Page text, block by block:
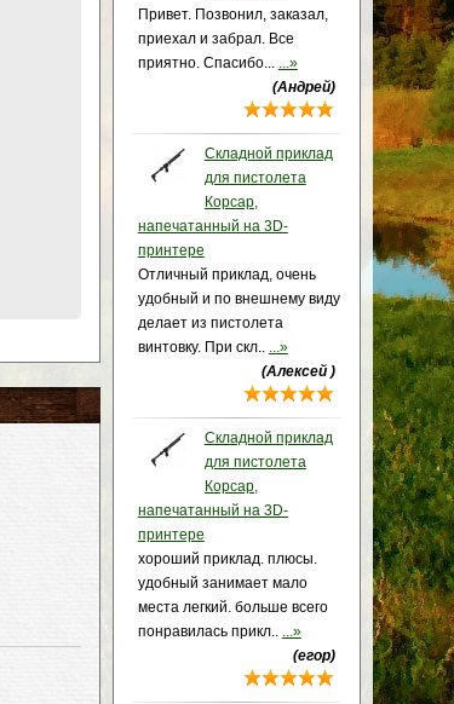
Привет. Позвонил, заказал,
приехал и забрал. Все
приятно. Спасибо... ...»
(Андрей)
Складной приклад
для пистолета
Корсар,
напечатанный на 3D-
принтере
Отличный приклад, очень
удобный и по внешнему виду
делает из пистолета
винтовку. При скл.. ...»
(Алексей )
Складной приклад
для пистолета
Корсар,
напечатанный на 3D-
принтере
хороший приклад. плюсы.
удобный занимает мало
места легкий. больше всего
понравилась прикл.. ...»
(егор)